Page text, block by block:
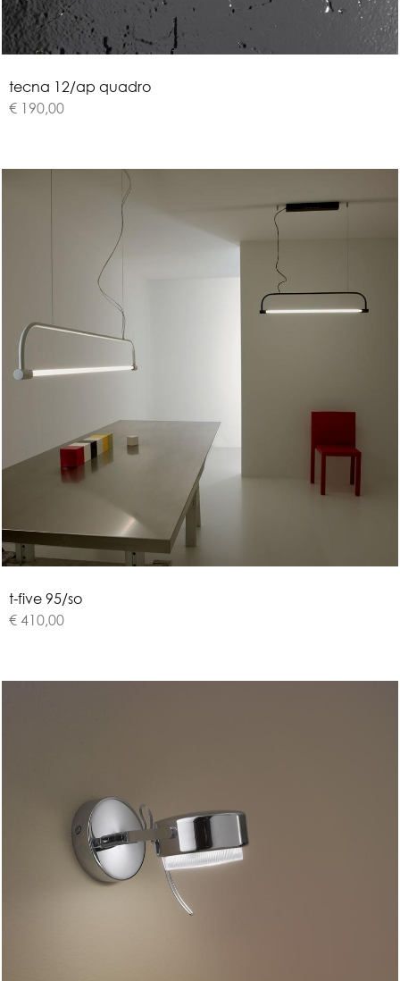
tecna 12/ap quadro
€ 190,00
t-five 95/so
€ 410,00